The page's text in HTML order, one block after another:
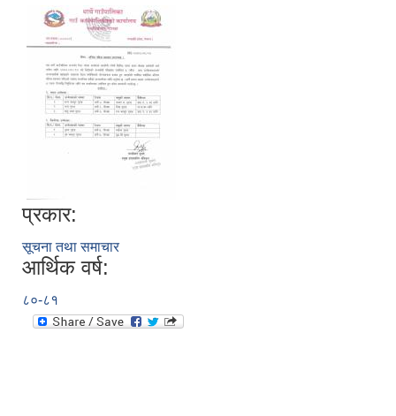
प्रकार:
सूचना तथा समाचार
आर्थिक वर्ष:
८०-८१